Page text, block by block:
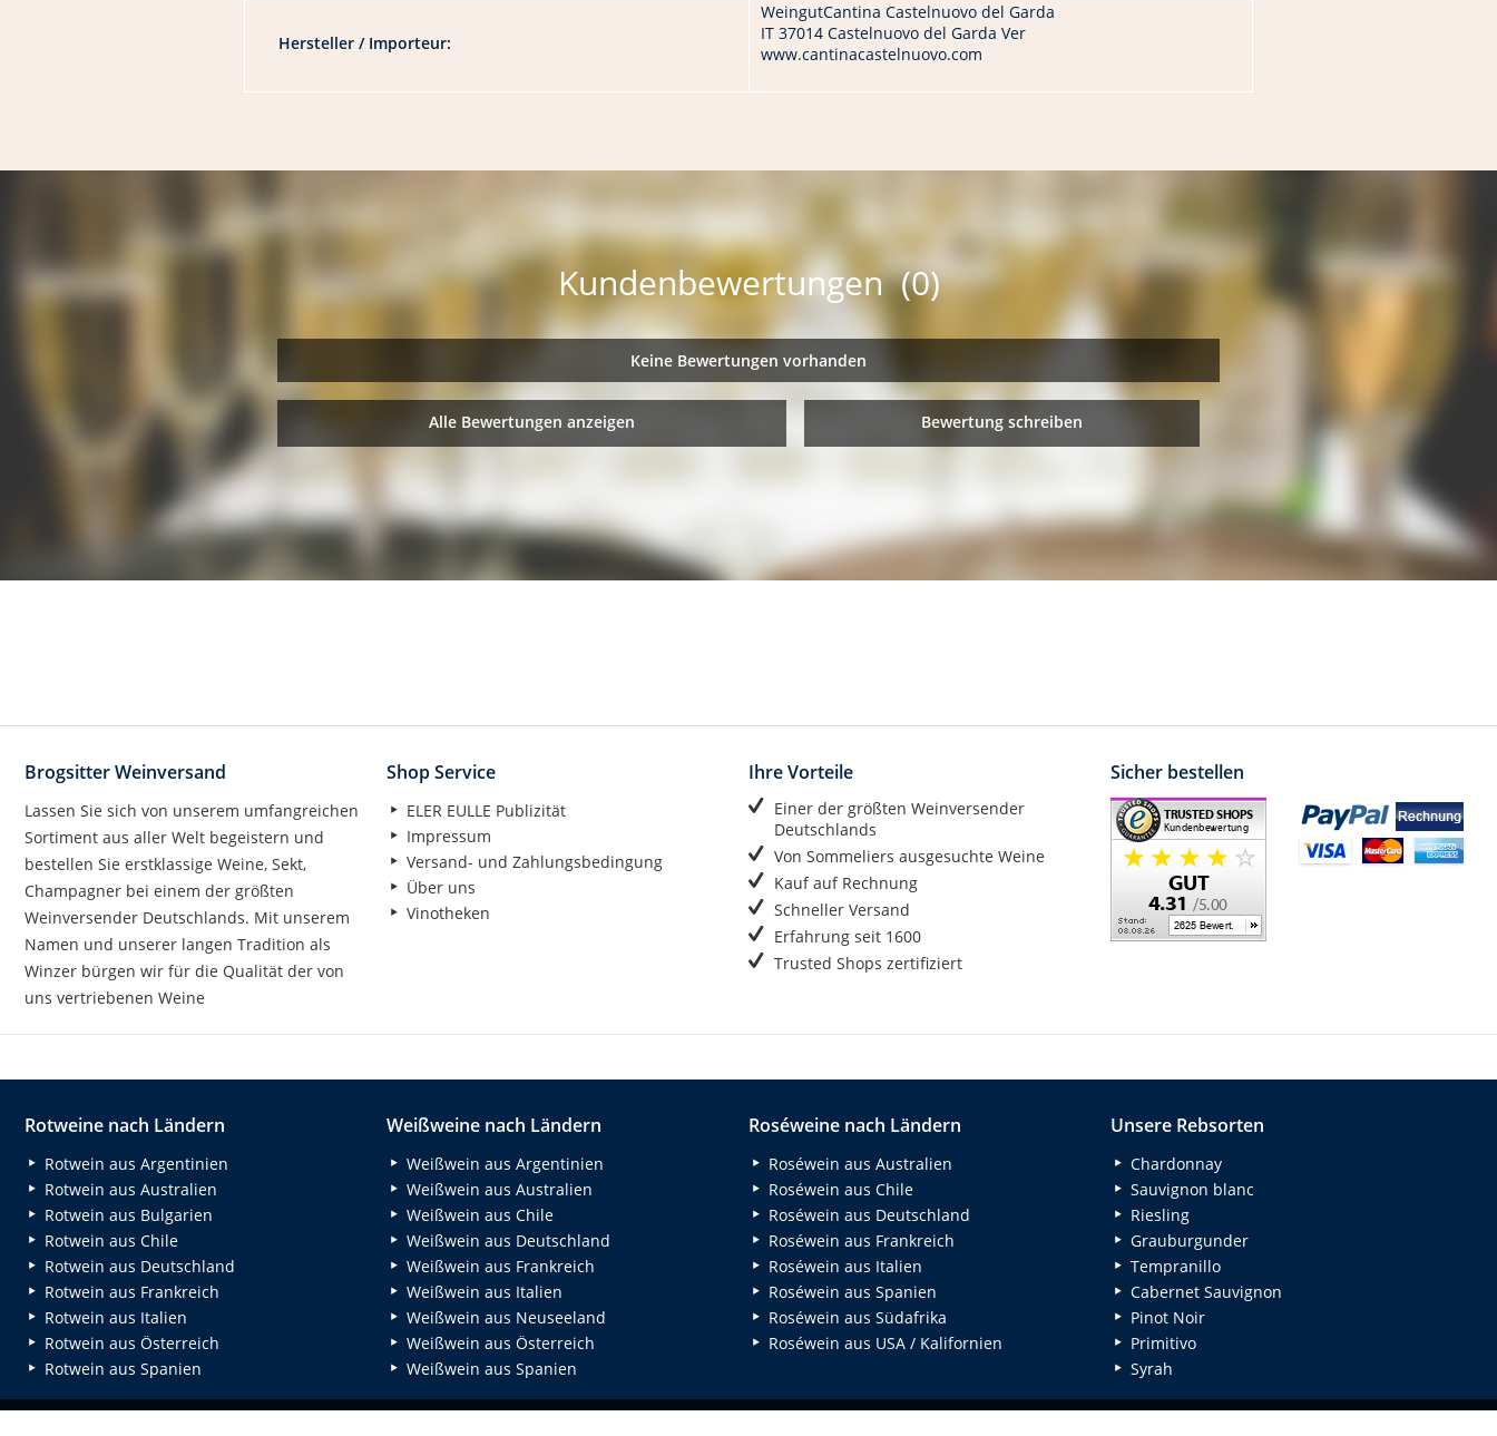
Hersteller / Importeur:
WeingutCantina Castelnuovo del Garda
IT 37014 Castelnuovo del Garda Ver
www.cantinacastelnuovo.com
Kundenbewertungen (0)
Keine Bewertungen vorhanden
Alle Bewertungen anzeigen Bewertung schreiben
Brogsitter Weinversand
Lassen Sie sich von unserem umfangreichen
Sortiment aus aller Welt begeistern und
bestellen Sie erstklassige Weine, Sekt,
Champagner bei einem der größten
Weinversender Deutschlands. Mit unserem
Namen und unserer langen Tradition als
Winzer bürgen wir für die Qualität der von
uns vertriebenen Weine
Shop Service
ELER EULLE Publizität
Impressum
Versand- und Zahlungsbedingung
Über uns
Vinotheken
Ihre Vorteile
Einer der größten Weinversender
Deutschlands
Von Sommeliers ausgesuchte Weine
Kauf auf Rechnung
Schneller Versand
Erfahrung seit 1600
Trusted Shops zertifiziert
Sicher bestellen
Rotweine nach Ländern
Rotwein aus Argentinien
Rotwein aus Australien
Rotwein aus Bulgarien
Rotwein aus Chile
Rotwein aus Deutschland
Rotwein aus Frankreich
Rotwein aus Italien
Rotwein aus Österreich
Rotwein aus Spanien
Weißweine nach Ländern
Weißwein aus Argentinien
Weißwein aus Australien
Weißwein aus Chile
Weißwein aus Deutschland
Weißwein aus Frankreich
Weißwein aus Italien
Weißwein aus Neuseeland
Weißwein aus Österreich
Weißwein aus Spanien
Roséweine nach Ländern
Roséwein aus Australien
Roséwein aus Chile
Roséwein aus Deutschland
Roséwein aus Frankreich
Roséwein aus Italien
Roséwein aus Spanien
Roséwein aus Südafrika
Roséwein aus USA / Kalifornien
Unsere Rebsorten
Chardonnay
Sauvignon blanc
Riesling
Grauburgunder
Tempranillo
Cabernet Sauvignon
Pinot Noir
Primitivo
Syrah